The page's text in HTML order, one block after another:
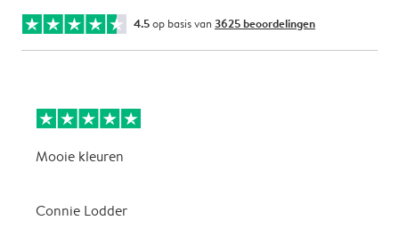
4.5op basis van 3625 beoordelingen
Mooie kleuren
Connie Lodder